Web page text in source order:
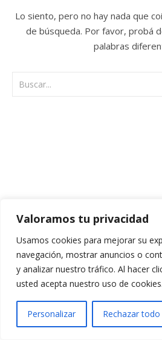
Valoramos tu privacidad
Usamos cookies para mejorar su
navegación, mostrar anuncios o
y analizar nuestro tráfico. Al hacer
usted acepta nuestro uso de cookies.
Personalizar Rechazar todo
Lo siento, pero no hay nada que
de búsqueda. Por favor, probá
palabras
Bard Tema de WP
VOLVER